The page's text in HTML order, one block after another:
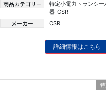
商品カテゴリー 特定小電力トランシー
器-CSR
メーカー CSR
詳細情報はこちら
特